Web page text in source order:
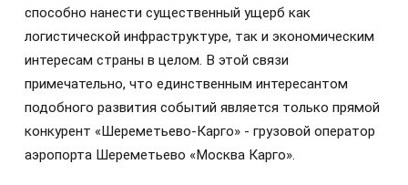
способно нанести существенный ущерб как
логистической инфраструктуре, так и экономическим
интересам страны в целом. В этой связи
примечательно, что единственным интересантом
подобного развития событий является только прямой
конкурент «Шереметьево-Карго» - грузовой оператор
аэропорта Шереметьево «Москва Карго».